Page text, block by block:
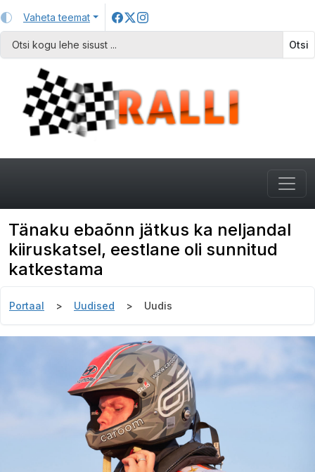
Vaheta teemat
Otsi
Tänaku ebaõnn jätkus ka neljandal
kiiruskatsel, eestlane oli sunnitud
katkestama
Portaal Uudised Uudis